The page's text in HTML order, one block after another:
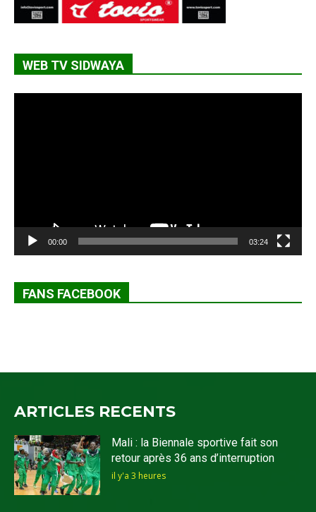
WEB TV SIDWAYA
00:00 03:24
FANS FACEBOOK
ARTICLES RECENTS
Mali : la Biennale sportive fait son
retour après 36 ans d’interruption
il y'a 3 heures